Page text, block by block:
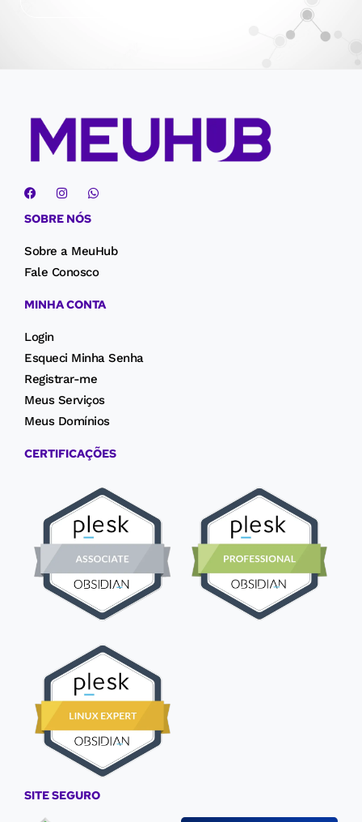
SOBRE NÓS
Sobre a MeuHub
Fale Conosco
MINHA CONTA
Login
Esqueci Minha Senha
Registrar-me
Meus Serviços
Meus Domínios
CERTIFICAÇÕES
SITE SEGURO